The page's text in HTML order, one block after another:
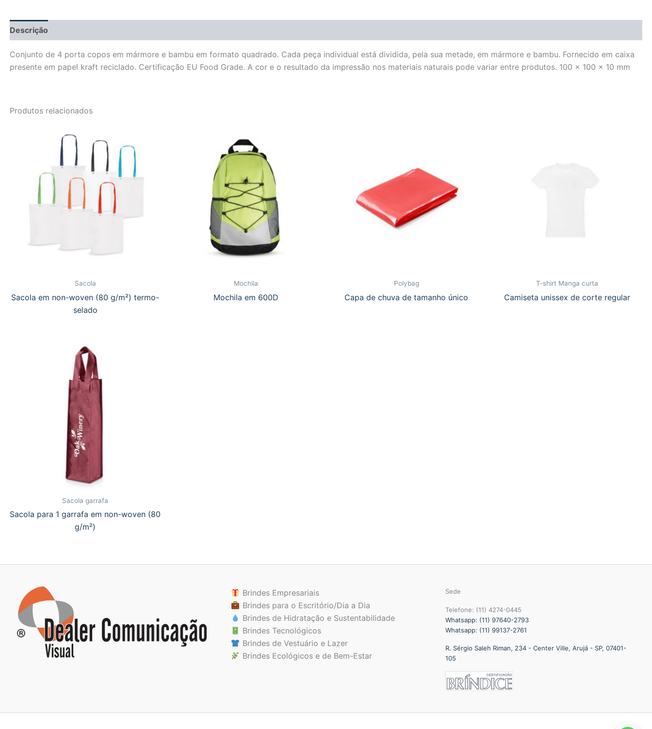
Descrição
Conjunto de 4 porta copos em mármore e bambu em formato quadrado. Cada peça individual está dividida, pela sua metade, em mármore e bambu. Fornecido em caixa
presente em papel kraft reciclado. Certificação EU Food Grade. A cor e o resultado da impressão nos materiais naturais pode variar entre produtos. 100 x 100 x 10 mm
Produtos relacionados
Sacola
Sacola em non-woven (80 g/m²) termo-
selado
Mochila
Mochila em 600D
Polybag
Capa de chuva de tamanho único
T-shirt Manga curta
Camiseta unissex de corte regular
Sacola garrafa
Sacola para 1 garrafa em non-woven (80
g/m²)
Brindes Empresariais
Brindes para o Escritório/Dia a Dia
Brindes de Hidratação e Sustentabilidade
Brindes Tecnológicos
Brindes de Vestuário e Lazer
Brindes Ecológicos e de Bem-Estar
Sede
Telefone: (11) 4274-0445
Whatsapp: (11) 97640-2793
Whatsapp: (11) 99137-2761
R. Sérgio Saleh Riman, 234 - Center Ville, Arujá - SP, 07401-
105